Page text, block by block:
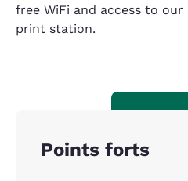
free WiFi and access to
print station.
Points forts